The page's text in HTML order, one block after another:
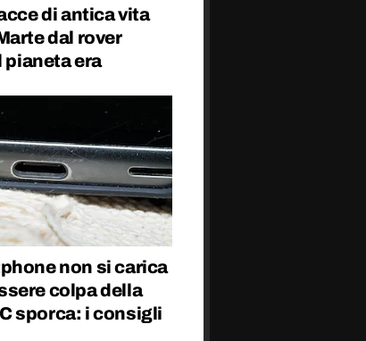
di antica vita
dal rover
era
non si carica
colpa della
sporca: i consigli